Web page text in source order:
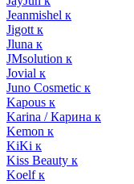
Jeanmishel к
Jigott к
Jluna к
JMsolution к
Jovial к
Juno Cosmetic к
Kapous к
Karina / Карина к
Kemon к
KiKi к
Kiss Beauty к
Koelf к